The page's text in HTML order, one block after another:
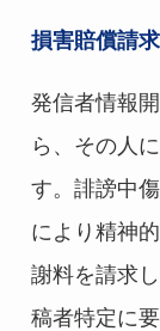
損害賠償請求
発信者情報
ら、その人
す。誹謗中
により精神
謝料を請求
稿者特定に